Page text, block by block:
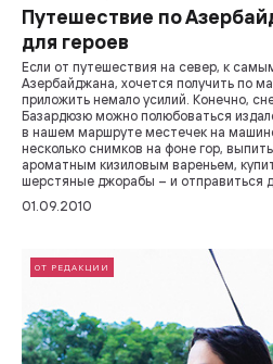
Путешествие по
для героев
Если от путешествия на север, к
Азербайджана, хочется получить по
приложить немало усилий. Конечно,
Базардюзю можно полюбоваться
в нашем маршруте местечек на
несколько снимков на фоне гор,
ароматным кизиловым вареньем,
шерстяные джорабы – и отправиться
01.09.2010
ОТ РЕДАКЦИИ